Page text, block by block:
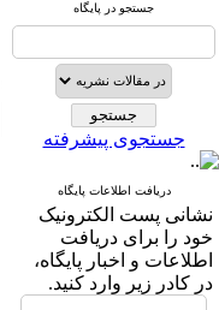
جستجو در پایگاه
جستجوی پیشرفته
دریافت اطلاعات پایگاه
نشانی پست الکترونیک
خود را برای دریافت
اطلاعات و اخبار پایگاه،
در کادر زیر وارد کنید.